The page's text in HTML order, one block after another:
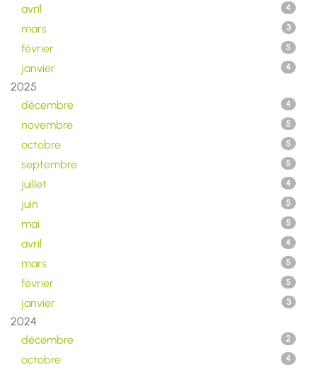
avril 4
mars 3
février 5
janvier 4
2025
décembre
4
novembre 5
octobre 5
septembre 5
juillet 4
juin 5
mai 5
avril 4
mars 5
février 5
janvier 3
2024
décembre
2
octobre 4